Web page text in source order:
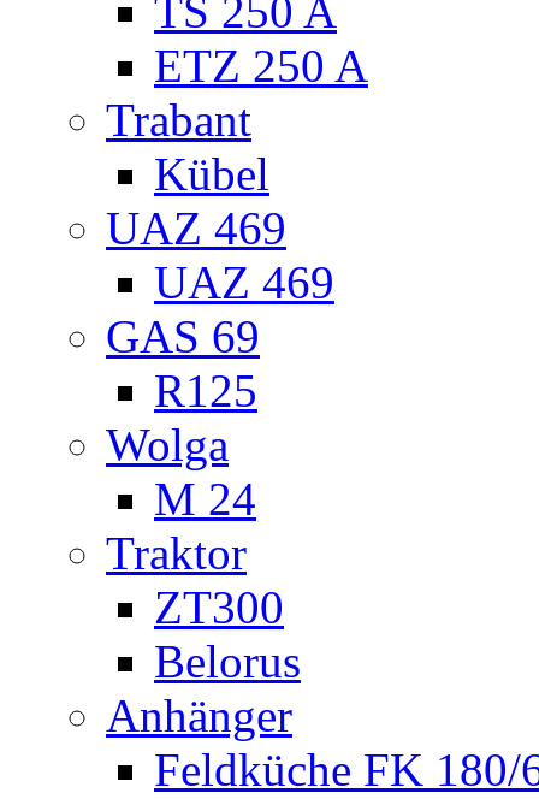
TS 250 A
ETZ 250 A
Trabant
Kübel
UAZ 469
UAZ 469
GAS 69
R125
Wolga
M 24
Traktor
ZT300
Belorus
Anhänger
Feldküche FK 180/